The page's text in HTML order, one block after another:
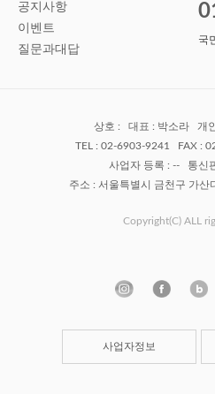
공지사항
이벤트
질문과대답
국
상호 : 대표 : 박소라 개
TEL : 02-6903-9241 FAX :
사업자 등록 : -- 통신
주소 : 서울특별시 금천구 가산
Copyright(C) ALL
사업자정보